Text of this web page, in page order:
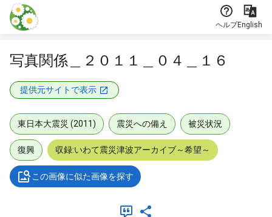
本文に飛ぶ
ヘルプEnglish
写真関係＿２０１１＿０４＿１６
提供元サイトで表示
東日本大震災 (2011) 震災への備え 被災状況
復興 収録:いわて震災津波アーカイブ～希望～
この画像に似た画像を探す